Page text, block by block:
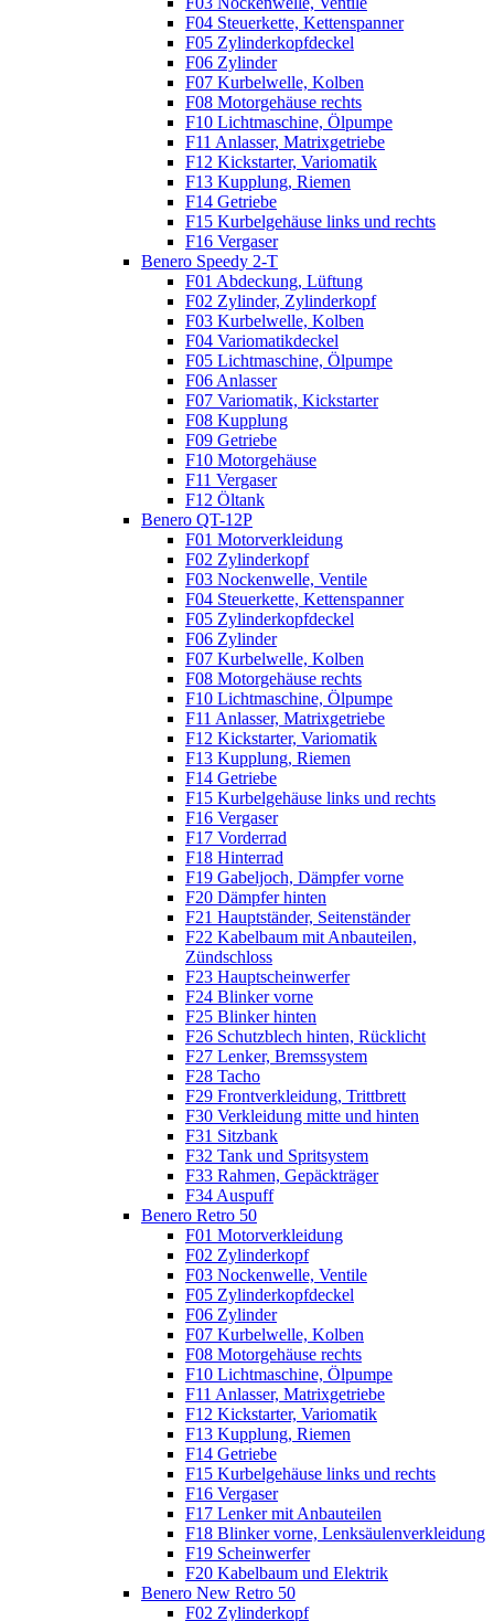
F04 Steuerkette, Kettenspanner
F05 Zylinderkopfdeckel
F06 Zylinder
F07 Kurbelwelle, Kolben
F08 Motorgehäuse rechts
F10 Lichtmaschine, Ölpumpe
F11 Anlasser, Matrixgetriebe
F12 Kickstarter, Variomatik
F13 Kupplung, Riemen
F14 Getriebe
F15 Kurbelgehäuse links und rechts
F16 Vergaser
Benero Speedy 2-T
F01 Abdeckung, Lüftung
F02 Zylinder, Zylinderkopf
F03 Kurbelwelle, Kolben
F04 Variomatikdeckel
F05 Lichtmaschine, Ölpumpe
F06 Anlasser
F07 Variomatik, Kickstarter
F08 Kupplung
F09 Getriebe
F10 Motorgehäuse
F11 Vergaser
F12 Öltank
Benero QT-12P
F01 Motorverkleidung
F02 Zylinderkopf
F03 Nockenwelle, Ventile
F04 Steuerkette, Kettenspanner
F05 Zylinderkopfdeckel
F06 Zylinder
F07 Kurbelwelle, Kolben
F08 Motorgehäuse rechts
F10 Lichtmaschine, Ölpumpe
F11 Anlasser, Matrixgetriebe
F12 Kickstarter, Variomatik
F13 Kupplung, Riemen
F14 Getriebe
F15 Kurbelgehäuse links und rechts
F16 Vergaser
F17 Vorderrad
F18 Hinterrad
F19 Gabeljoch, Dämpfer vorne
F20 Dämpfer hinten
F21 Hauptständer, Seitenständer
F22 Kabelbaum mit Anbauteilen,
Zündschloss
F23 Hauptscheinwerfer
F24 Blinker vorne
F25 Blinker hinten
F26 Schutzblech hinten, Rücklicht
F27 Lenker, Bremssystem
F28 Tacho
F29 Frontverkleidung, Trittbrett
F30 Verkleidung mitte und hinten
F31 Sitzbank
F32 Tank und Spritsystem
F33 Rahmen, Gepäckträger
F34 Auspuff
Benero Retro 50
F01 Motorverkleidung
F02 Zylinderkopf
F03 Nockenwelle, Ventile
F05 Zylinderkopfdeckel
F06 Zylinder
F07 Kurbelwelle, Kolben
F08 Motorgehäuse rechts
F10 Lichtmaschine, Ölpumpe
F11 Anlasser, Matrixgetriebe
F12 Kickstarter, Variomatik
F13 Kupplung, Riemen
F14 Getriebe
F15 Kurbelgehäuse links und rechts
F16 Vergaser
F17 Lenker mit Anbauteilen
F18 Blinker vorne, Lenksäulenverkleidung
F19 Scheinwerfer
F20 Kabelbaum und Elektrik
Benero New Retro 50
F02 Zylinderkopf